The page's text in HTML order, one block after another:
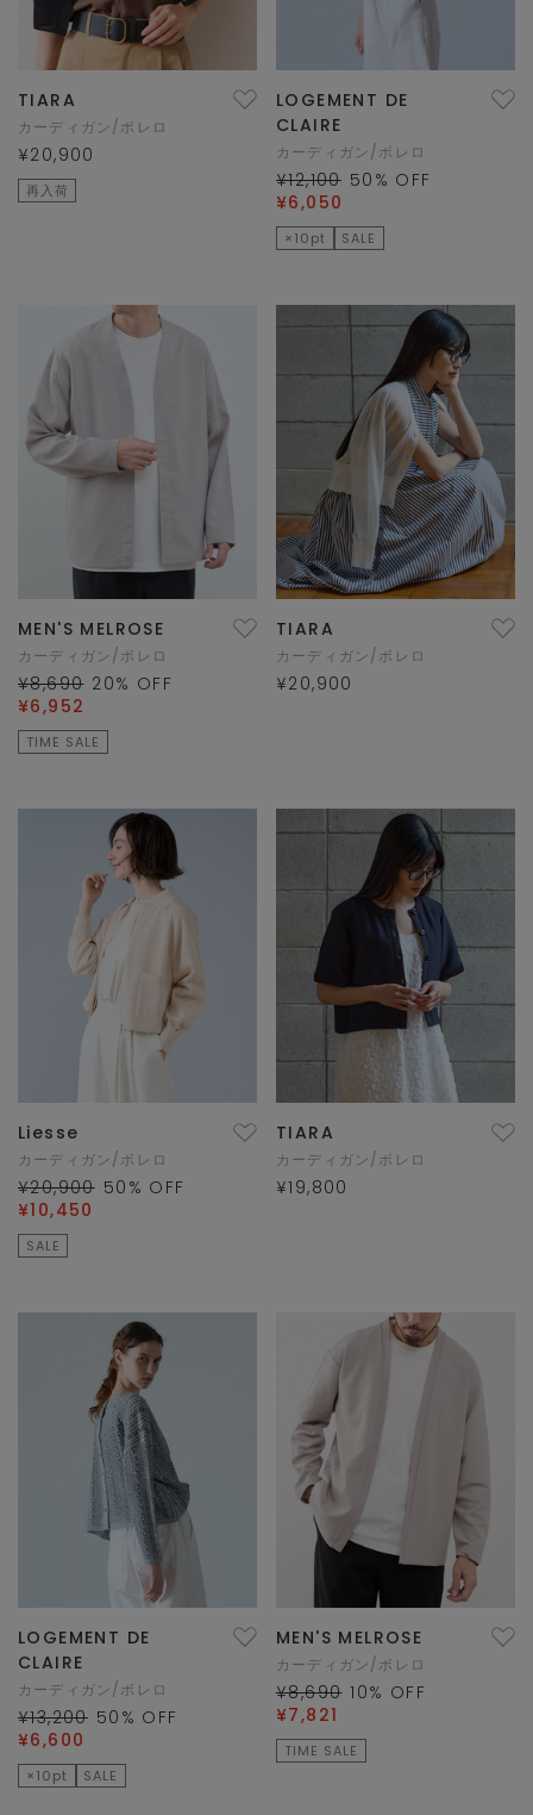
TIARA
カーディガン/ボレロ
¥20,900
再入荷
LOGEMENT DE
CLAIRE
カーディガン/ボレロ
¥12,100 50 % OFF
¥6,050
×10pt SALE
MEN'S MELROSE
カーディガン/ボレロ
¥8,690 20% OFF
¥6,952
TIME SALE
TIARA
カーディガン/ボレロ
¥20,900
Liesse
カーディガン/ボレロ
¥20,900 50 % OFF
¥10,450
SALE
TIARA
カーディガン/ボレロ
¥19,800
LOGEMENT DE
CLAIRE
カーディガン/ボレロ
¥13,200 50 % OFF
¥6,600
×10pt SALE
MEN'S MELROSE
カーディガン/ボレロ
¥8,690 10% OFF
¥7,821
TIME SALE